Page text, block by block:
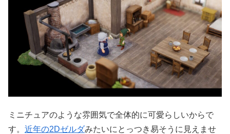
ミニチュアのような雰囲気で全体的に可愛らしいからで
す。 近年の2Dゼルダみたいにとっつき易そうに見えませ